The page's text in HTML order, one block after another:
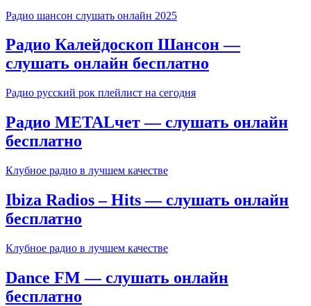
Радио шансон слушать онлайн 2025
Радио Калейдоскоп Шансон —
слушать онлайн бесплатно
Радио русский рок плейлист на сегодня
Радио METALчет — слушать онлайн
бесплатно
Клубное радио в лучшем качестве
Ibiza Radios – Hits — слушать онлайн
бесплатно
Клубное радио в лучшем качестве
Dance FM — слушать онлайн
бесплатно